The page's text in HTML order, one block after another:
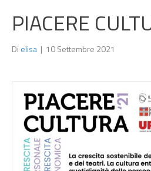
PIACERE
Di elisa | 10 Settembre 2021